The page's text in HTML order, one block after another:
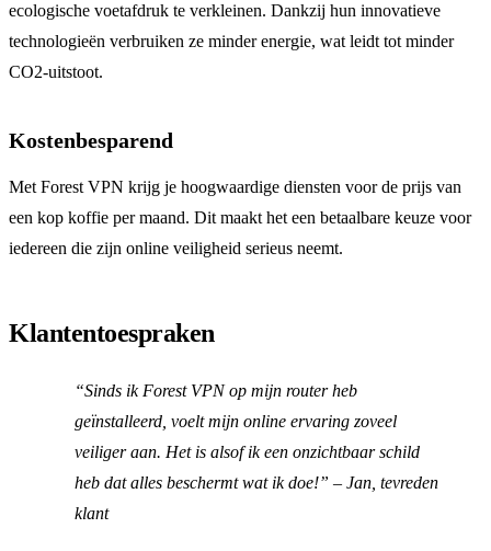
ecologische voetafdruk te verkleinen. Dankzij hun innovatieve
technologieën verbruiken ze minder energie, wat leidt tot minder
CO2-uitstoot.
Kostenbesparend
Met Forest VPN krijg je hoogwaardige diensten voor de prijs van
een kop koffie per maand. Dit maakt het een betaalbare keuze voor
iedereen die zijn online veiligheid serieus neemt.
Klantentoespraken
“Sinds ik Forest VPN op mijn router heb
geïnstalleerd, voelt mijn online ervaring zoveel
veiliger aan. Het is alsof ik een onzichtbaar schild
heb dat alles beschermt wat ik doe!” – Jan, tevreden
klant